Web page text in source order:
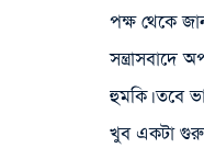
পক্ষ থেকে
সন্ত্রাসবাদে
হুমকি। তবে
খুব একটা